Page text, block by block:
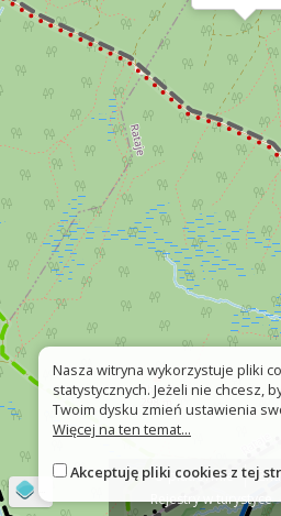
O platformie
Rejestry w turystyce
Nasza witryna wykorzystuje pliki
statystycznych. Jeżeli nie chcesz,
Twoim dysku zmień ustawienia
Więcej na ten temat...
Akceptuję pliki cookies z tej